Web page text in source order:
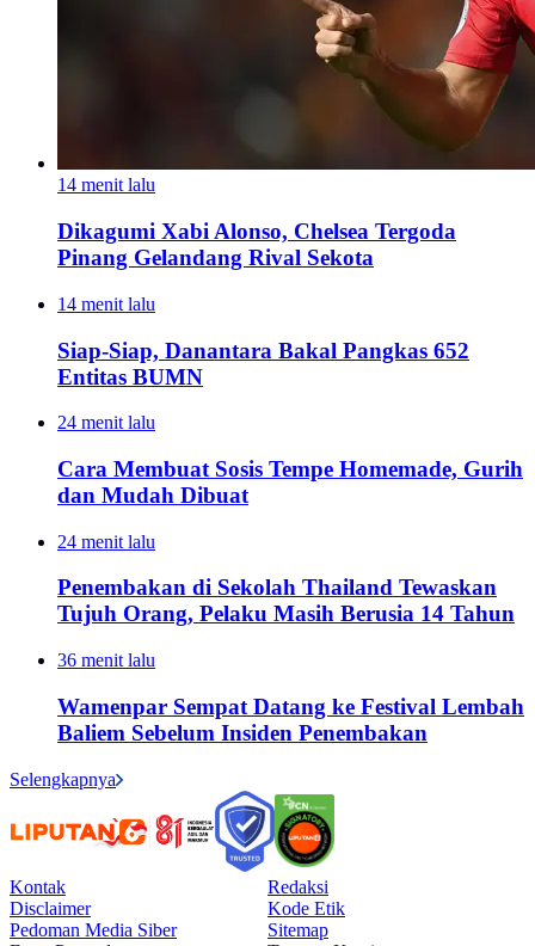
14 menit lalu
Dikagumi Xabi Alonso, Chelsea Tergoda
Pinang Gelandang Rival Sekota
14 menit lalu
Siap-Siap, Danantara Bakal Pangkas 652
Entitas BUMN
24 menit lalu
Cara Membuat Sosis Tempe Homemade, Gurih
dan Mudah Dibuat
24 menit lalu
Penembakan di Sekolah Thailand Tewaskan
Tujuh Orang, Pelaku Masih Berusia 14 Tahun
36 menit lalu
Wamenpar Sempat Datang ke Festival Lembah
Baliem Sebelum Insiden Penembakan
Selengkapnya
Kontak
Redaksi
Disclaimer
Kode Etik
Pedoman Media Siber
Sitemap